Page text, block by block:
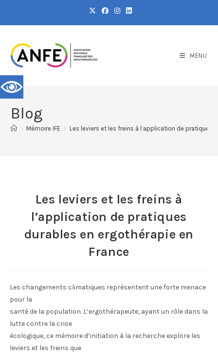
MENU
Blog
> Mémoire IFE > Les leviers et les freins à l’application de pratiques
Les leviers et les freins à
l’application de pratiques
durables en ergothérapie en
France
Les changements climatiques représentent une forte menace
pour la
santé de la population. L’ergothérapeute, ayant un rôle dans la
lutte contre la crise
écologique, ce mémoire d’initiation à la recherche explore les
leviers et les freins que